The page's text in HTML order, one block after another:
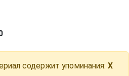
содержит упоминания: X